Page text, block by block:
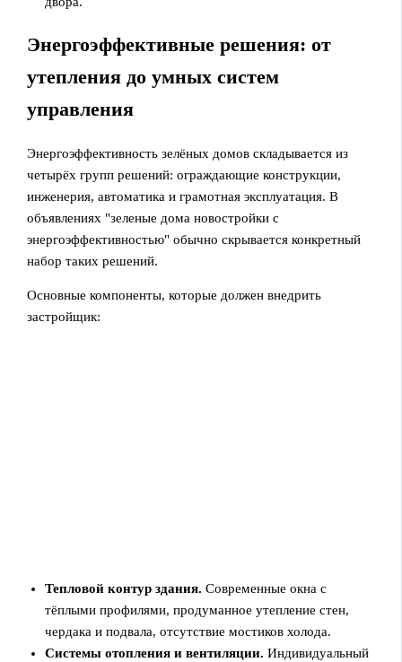
Энергоэффективные решения: от
утепления до умных систем
управления
Энергоэффективность зелёных домов складывается из
четырёх групп решений: ограждающие конструкции,
инженерия, автоматика и грамотная эксплуатация. В
объявлениях "зеленые дома новостройки с
энергоэффективностью" обычно скрывается конкретный
набор таких решений.
Основные компоненты, которые должен внедрить
застройщик:
Тепловой контур здания. Современные окна с
тёплыми профилями, продуманное утепление стен,
чердака и подвала, отсутствие мостиков холода.
Системы отопления и вентиляции. Индивидуальный